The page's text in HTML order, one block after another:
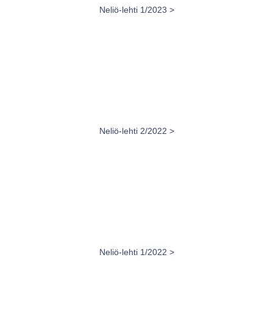
Neliö-lehti 1/2023 >
Neliö-lehti 2/2022 >
Neliö-lehti 1/2022 >